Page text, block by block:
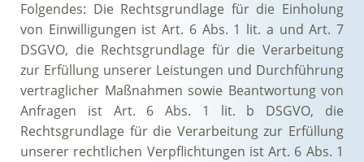
Folgendes: Die Rechtsgrundlage für die Einholung
von Einwilligungen ist Art. 6 Abs. 1 lit. a und Art. 7
DSGVO, die Rechtsgrundlage für die Verarbeitung
zur Erfüllung unserer Leistungen und Durchführung
vertraglicher Maßnahmen sowie Beantwortung von
Anfragen ist Art. 6 Abs. 1 lit. b DSGVO, die
Rechtsgrundlage für die Verarbeitung zur Erfüllung
unserer rechtlichen Verpflichtungen ist Art. 6 Abs. 1